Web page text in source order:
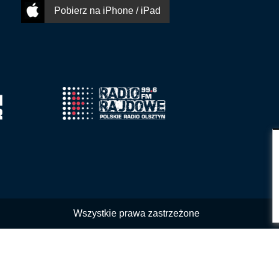
Pobierz na iPhone / iPad
Wszystkie prawa zastrzeżone